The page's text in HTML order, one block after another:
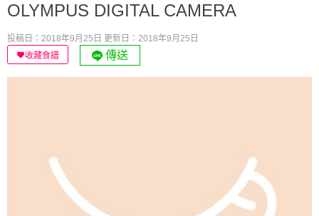
OLYMPUS DIGITAL CAMERA
投稿日：2018年9月25日 更新日：2018年9月25日
收藏食譜
傳送